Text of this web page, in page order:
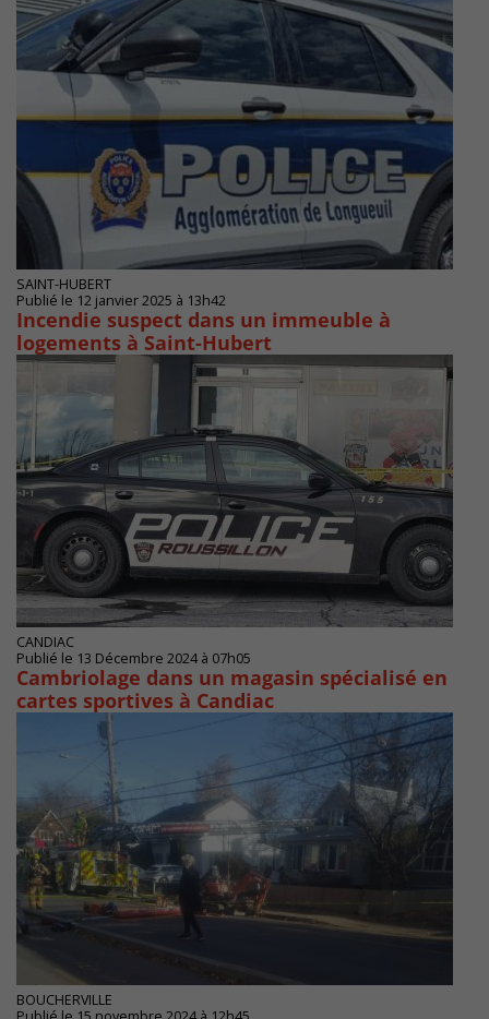
SAINT-HUBERT
Publié le 12 janvier 2025 à 13h42
Incendie suspect dans un immeuble à
logements à Saint-Hubert
CANDIAC
Publié le 13 Décembre 2024 à 07h05
Cambriolage dans un magasin spécialisé en
cartes sportives à Candiac
BOUCHERVILLE